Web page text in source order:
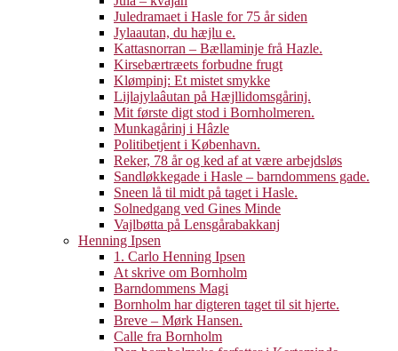
Juledramaet i Hasle for 75 år siden
Jylaautan, du hæjlu e.
Kattasnorran – Bællaminje frå Hazle.
Kirsebærtræets forbudne frugt
Klømpinj: Et mistet smykke
Lijlajylaâutan på Hæjllidomsgårinj.
Mit første digt stod i Bornholmeren.
Munkagårinj i Hâzle
Politibetjent i København.
Reker, 78 år og ked af at være arbejdsløs
Sandløkkegade i Hasle – barndommens gade.
Sneen lå til midt på taget i Hasle.
Solnedgang ved Gines Minde
Vajlbøtta på Lensgårabakkanj
Henning Ipsen
1. Carlo Henning Ipsen
At skrive om Bornholm
Barndommens Magi
Bornholm har digteren taget til sit hjerte.
Breve – Mørk Hansen.
Calle fra Bornholm